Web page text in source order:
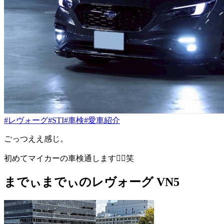
#レヴォーグ#STI#車検#愛車紹介
ごっつええ感じ。
初めてマイカーの車検通します🙋‍♂️笑
までぃまでぃのレヴォーグ VN5